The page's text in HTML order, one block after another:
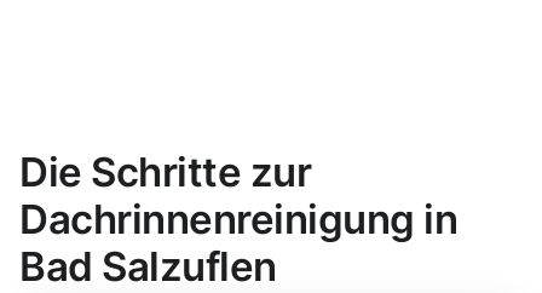
Die Schritte zur
Dachrinnenreinigung in
Bad Salzuflen